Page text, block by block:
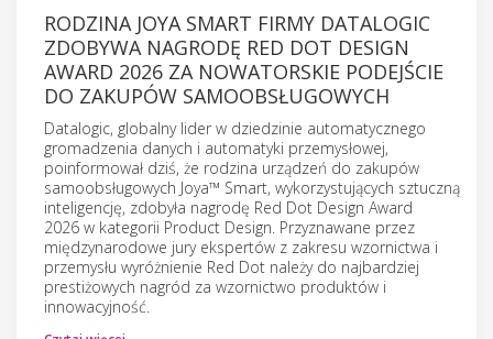
RODZINA JOYA SMART FIRMY DATALOGIC
ZDOBYWA NAGRODĘ RED DOT DESIGN
AWARD 2026 ZA NOWATORSKIE PODEJŚCIE
DO ZAKUPÓW SAMOOBSŁUGOWYCH
Datalogic, globalny lider w dziedzinie automatycznego
gromadzenia danych i automatyki przemysłowej,
poinformował dziś, że rodzina urządzeń do zakupów
samoobsługowych Joya™ Smart, wykorzystujących sztuczną
inteligencję, zdobyła nagrodę Red Dot Design Award
2026 w kategorii Product Design. Przyznawane przez
międzynarodowe jury ekspertów z zakresu wzornictwa i
przemysłu wyróżnienie Red Dot należy do najbardziej
prestiżowych nagród za wzornictwo produktów i
innowacyjność.